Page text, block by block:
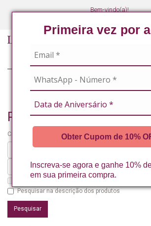
Primeira vez por
Obter Cupom de 10%
Inscreva-se agora e ganhe 10%
em sua primeira compra.
Bem-vindo(a)!
Pesquisando por
Critérios da pesquisa:
Pesquisar nos subdepartamentos
Pesquisar na descrição dos produtos